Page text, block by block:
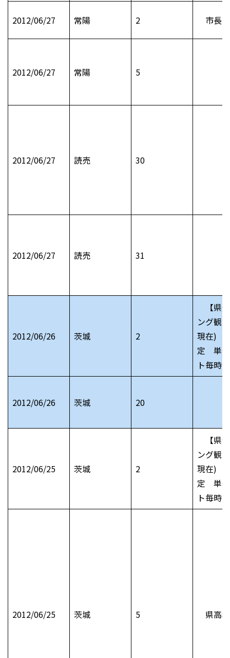
2012/06/27 常陽 2 市長
2012/06/27 常陽 5
2012/06/27 読売 30
2012/06/27 読売 31
2012/06/26 茨城 2
【県
ング観
現在) ※
定 単位
ト毎時
2012/06/26 茨城 20
2012/06/25 茨城 2
【県
ング観
現在) ※
定 単位
ト毎時
2012/06/25 茨城 5 県高